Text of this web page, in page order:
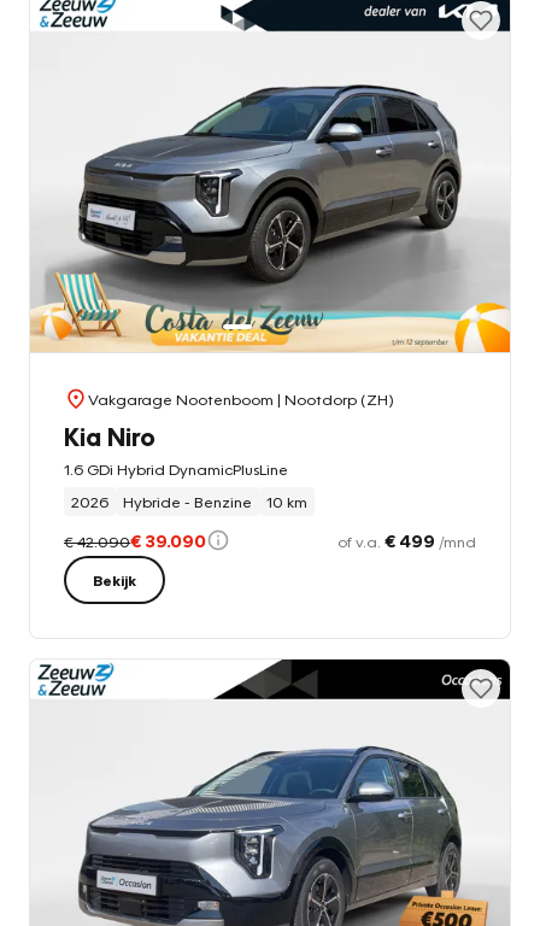
Vakgarage Nootenboom | Nootdorp (ZH)
Kia Niro
1.6 GDi Hybrid DynamicPlusLine
2026
Hybride - Benzine 10 km
€ 42.090€ 39.090 of v.a. € 499 /mnd
Bekijk